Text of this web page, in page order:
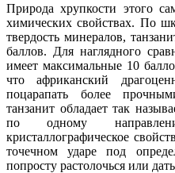
Природа хрупкости этого
химических свойствах. По
твердость минералов,
баллов. Для наглядного
имеет максимальные 10
что африканский
поцарапать более
танзанит обладает так
по одному
кристаллографическое
точечном ударе под
попросту растолочься или